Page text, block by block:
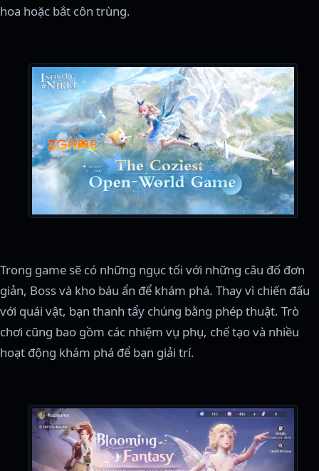
hoa hoặc bắt côn trùng.
Trong game sẽ có những ngục tối với những câu đố đơn
giản, Boss và kho báu ẩn để khám phá. Thay vì chiến đấu
với quái vật, bạn thanh tẩy chúng bằng phép thuật. Trò
chơi cũng bao gồm các nhiệm vụ phụ, chế tạo và nhiều
hoạt động khám phá để bạn giải trí.